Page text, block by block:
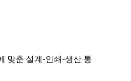
맞춘 설계-인쇄-생산 통